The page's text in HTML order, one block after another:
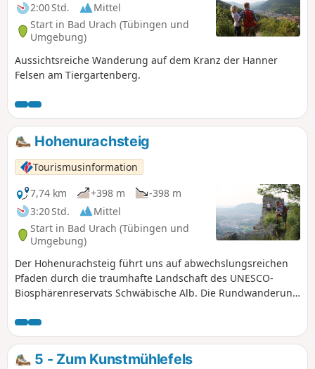
2:00 Std.
Mittel
Start in Bad Urach (Tübingen und
Umgebung)
Aussichtsreiche Wanderung auf dem Kranz der Hanner
Felsen am Tiergartenberg.
Hohenurachsteig
Tourismusinformation
7,74 km
+398 m
-398 m
3:20 Std.
Mittel
Start in Bad Urach (Tübingen und
Umgebung)
Der Hohenurachsteig führt uns auf abwechslungsreichen
Pfaden durch die traumhafte Landschaft des UNESCO-
Biosphärenreservats Schwäbische Alb. Die Rundwanderung
Hanner Felsen. Dort werden wir mit einzigartigen
Ausblicken über die Stadt und die Hügellandschaft der
Schwäbischen Alb belohnt. Über schmale Waldpfade und
5 - Zum Kunstmühlefels